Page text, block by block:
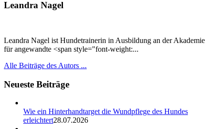
Leandra Nagel
Leandra Nagel ist Hundetrainerin in Ausbildung an der Akademie
für angewandte <span style="font-weight:...
Alle Beiträge des Autors ...
Neueste Beiträge
Wie ein Hinterhandtarget die Wundpflege des Hundes
erleichtert28.07.2026